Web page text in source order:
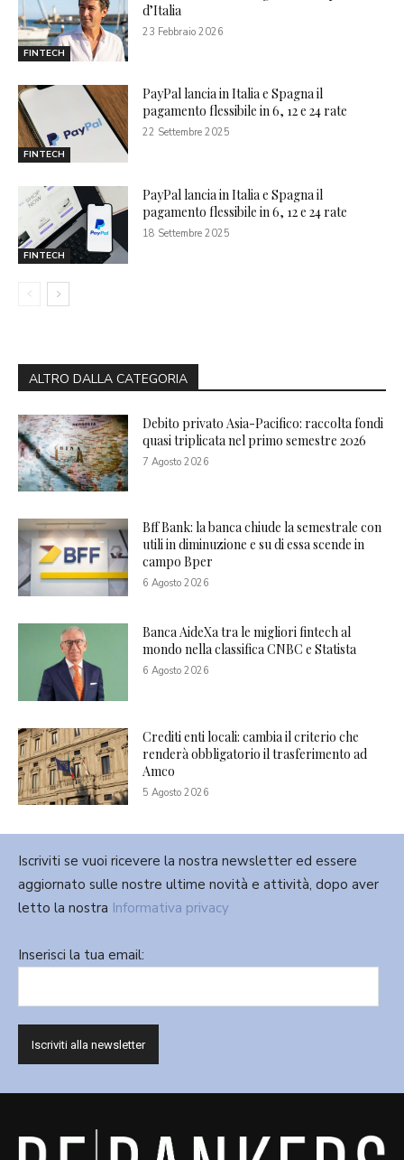
FINTECH
d’Italia
23 Febbraio 2026
FINTECH
PayPal lancia in Italia e Spagna il
pagamento flessibile in 6, 12 e 24 rate
22 Settembre 2025
FINTECH
PayPal lancia in Italia e Spagna il
pagamento flessibile in 6, 12 e 24 rate
18 Settembre 2025
ALTRO DALLA CATEGORIA
Debito privato Asia-Pacifico: raccolta fondi
quasi triplicata nel primo semestre 2026
7 Agosto 2026
Bff Bank: la banca chiude la semestrale con
utili in diminuzione e su di essa scende in
campo Bper
6 Agosto 2026
Banca AideXa tra le migliori fintech al
mondo nella classifica CNBC e Statista
6 Agosto 2026
Crediti enti locali: cambia il criterio che
renderà obbligatorio il trasferimento ad
Amco
5 Agosto 2026
Iscriviti se vuoi ricevere la nostra newsletter ed essere
aggiornato sulle nostre ultime novità e attività, dopo aver
letto la nostra Informativa privacy
Inserisci la tua email: